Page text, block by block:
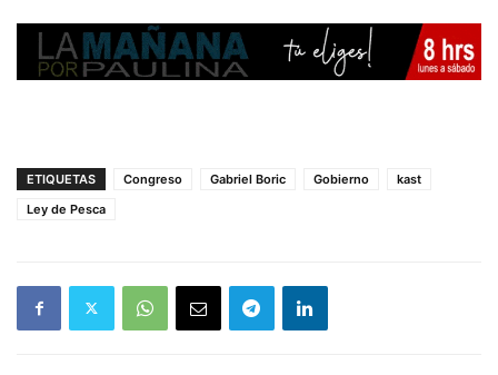
ETIQUETAS Congreso Gabriel Boric Gobierno
kast
Ley de Pesca